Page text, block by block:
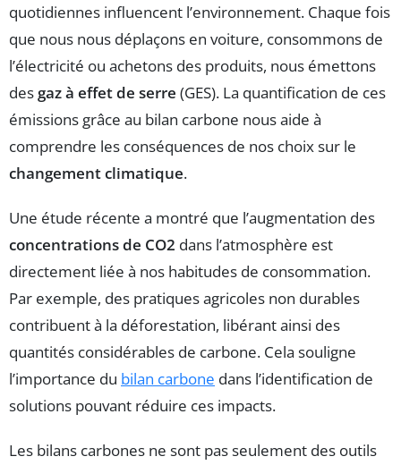
quotidiennes influencent l’environnement. Chaque fois
que nous nous déplaçons en voiture, consommons de
l’électricité ou achetons des produits, nous émettons
des gaz à effet de serre (GES). La quantification de ces
émissions grâce au bilan carbone nous aide à
comprendre les conséquences de nos choix sur le
changement climatique.
Une étude récente a montré que l’augmentation des
concentrations de CO2 dans l’atmosphère est
directement liée à nos habitudes de consommation.
Par exemple, des pratiques agricoles non durables
contribuent à la déforestation, libérant ainsi des
quantités considérables de carbone. Cela souligne
l’importance du bilan carbone dans l’identification de
solutions pouvant réduire ces impacts.
Les bilans carbones ne sont pas seulement des outils